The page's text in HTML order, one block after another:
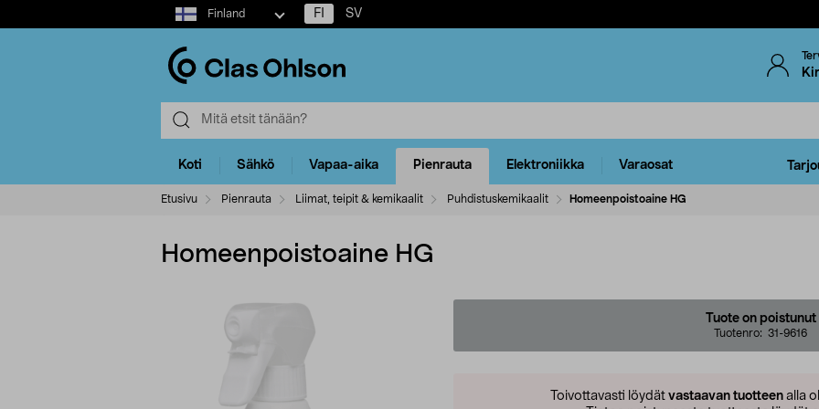
Select
market
Finland FI SV
Koti Sähkö Vapaa-aika Pienrauta Elektroniikka Varaosat
Etusivu Pienrauta Liimat, teipit & kemikaalit Puhdistuskemikaalit Homeenpoistoaine HG
Homeenpoistoaine HG
Tuote on poistunut
Tuotenro: 31-9616
Toivottavasti löydät vastaavan tuotteen alla